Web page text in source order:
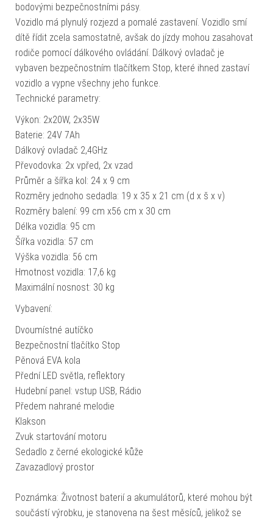
bodovými bezpečnostními pásy.
Vozidlo má plynulý rozjezd a pomalé zastavení. Vozidlo smí
dítě řídit zcela samostatně, avšak do jízdy mohou zasahovat
rodiče pomocí dálkového ovládání. Dálkový ovladač je
vybaven bezpečnostním tlačítkem Stop, které ihned zastaví
vozidlo a vypne všechny jeho funkce.
Technické parametry:
Výkon: 2x20W, 2x35W
Baterie: 24V 7Ah
Dálkový ovladač 2,4GHz
Převodovka: 2x vpřed, 2x vzad
Průměr a šířka kol: 24 x 9 cm
Rozměry jednoho sedadla: 19 x 35 x 21 cm (d x š x v)
Rozměry balení: 99 cm x56 cm x 30 cm
Délka vozidla: 95 cm
Šířka vozidla: 57 cm
Výška vozidla: 56 cm
Hmotnost vozidla: 17,6 kg
Maximální nosnost: 30 kg
Vybavení:
Dvoumístné autíčko
Bezpečnostní tlačítko Stop
Pěnová EVA kola
Přední LED světla, reflektory
Hudební panel: vstup USB, Rádio
Předem nahrané melodie
Klakson
Zvuk startování motoru
Sedadlo z černé ekologické kůže
Zavazadlový prostor
Poznámka: Životnost baterií a akumulátorů, které mohou být
součástí výrobku, je stanovena na šest měsíců, jelikož se